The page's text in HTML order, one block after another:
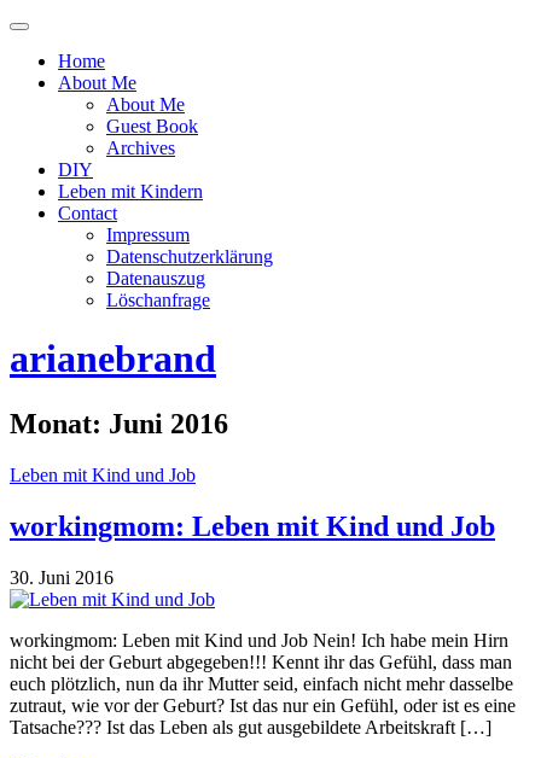
Menü
oder
ausblenden
Home
About Me
About Me
Guest Book
Archives
DIY
Leben mit Kindern
Contact
Impressum
Datenschutzerklärung
Datenauszug
Löschanfrage
arianebrand
Monat: Juni 2016
Leben mit Kind und Job
workingmom: Leben mit Kind und Job
30. Juni 2016
workingmom: Leben mit Kind und Job Nein! Ich habe mein Hirn
nicht bei der Geburt abgegeben!!! Kennt ihr das Gefühl, dass man
euch plötzlich, nun da ihr Mutter seid, einfach nicht mehr dasselbe
zutraut, wie vor der Geburt? Ist das nur ein Gefühl, oder ist es eine
Tatsache??? Ist das Leben als gut ausgebildete Arbeitskraft […]